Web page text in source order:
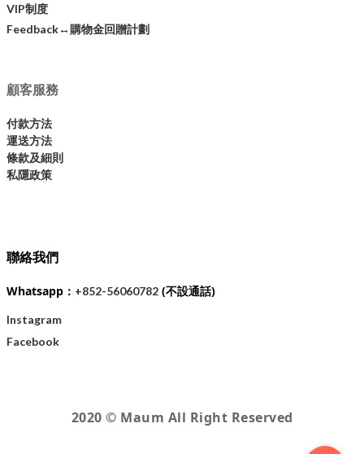
VIP制度
Feedback↔購物金回贈計劃
顧客服務
付款方法
運送方法
條款及細則
私隱政策
聯絡我們
Whatsapp： +852-56060782 (不設通話)
Instagram
Facebook
2020 © Maum All Right Reserved